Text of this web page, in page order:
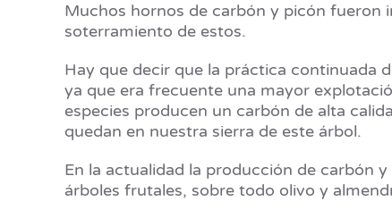
Muchos hornos de carbón y picón fueron
soterramiento de estos.
Hay que decir que la práctica continuada
ya que era frecuente una mayor
especies producen un carbón de alta
quedan en nuestra sierra de este árbol.
En la actualidad la producción de carbón
árboles frutales, sobre todo olivo y